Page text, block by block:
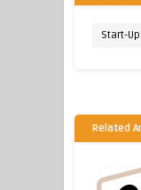
Start-
Related